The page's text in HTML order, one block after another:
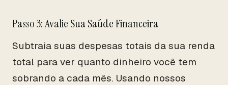
Passo 3: Avalie Sua Saúde Financeira
Subtraia suas despesas totais da sua renda
total para ver quanto dinheiro você tem
sobrando a cada mês. Usando nossos